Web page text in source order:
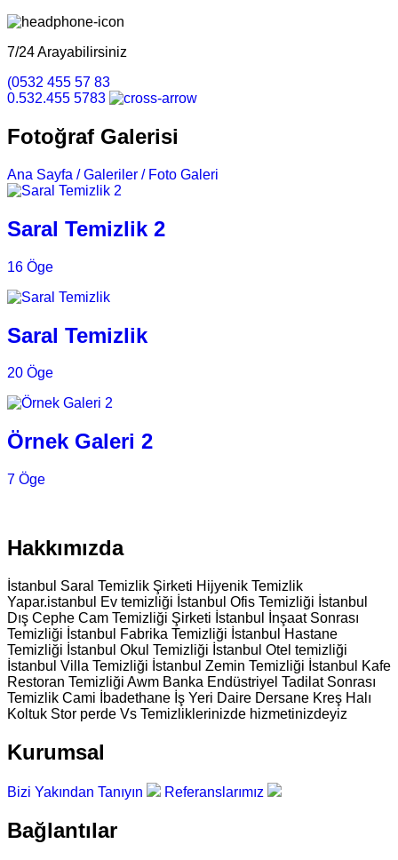
7/24 Arayabilirsiniz
(0532 455 57 83
0.532.455 5783
Fotoğraf Galerisi
Ana Sayfa /Galeriler / Foto Galeri
Saral Temizlik 2
16 Öge
Saral Temizlik
20 Öge
Örnek Galeri 2
7 Öge
Hakkımızda
İstanbul Saral Temizlik Şirketi Hijyenik Temizlik
Yapar.istanbul Ev temizliği İstanbul Ofis Temizliği İstanbul
Dış Cephe Cam Temizliği Şirketi İstanbul İnşaat Sonrası
Temizliği İstanbul Fabrika Temizliği İstanbul Hastane
Temizliği İstanbul Okul Temizliği İstanbul Otel temizliği
İstanbul Villa Temizliği İstanbul Zemin Temizliği İstanbul Kafe
Restoran Temizliği Awm Banka Endüstriyel Tadilat Sonrası
Temizlik Cami İbadethane İş Yeri Daire Dersane Kreş Halı
Koltuk Stor perde Vs Temizliklerinizde hizmetinizdeyiz
Kurumsal
Bizi Yakından Tanıyın Referanslarımız
Bağlantılar